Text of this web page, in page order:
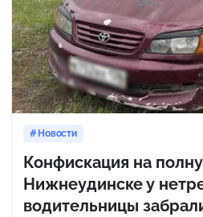
Новости
Конфискация на
Нижнеудинске у
водительницы